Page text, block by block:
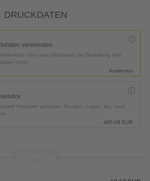
DRUCKDATEN
verwenden
oder nach Abschluss der Bestellung Ihre
hoch.
Kostenlos
Kreativen gestalten Designs, Logos, etc. nach
465,09 EUR